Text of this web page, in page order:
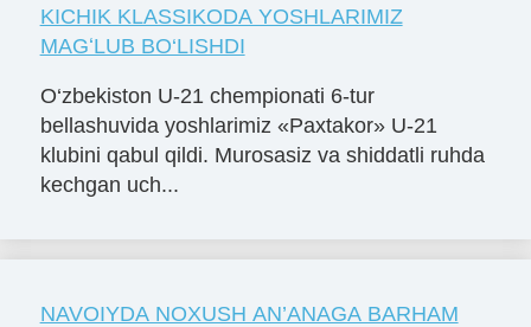
KICHIK KLASSIKODA YOSHLARIMIZ
MAGʻLUB BO‘LISHDI
O‘zbekiston U-21 chempionati 6-tur
bellashuvida yoshlarimiz «Paxtakor» U-21
klubini qabul qildi. Murosasiz va shiddatli ruhda
kechgan uch...
NAVOIYDA NOXUSH AN’ANAGA BARHAM